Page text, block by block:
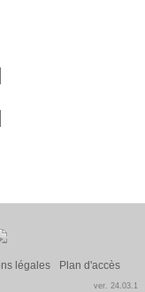
légales Plan d'accès
ver. 24.03.1